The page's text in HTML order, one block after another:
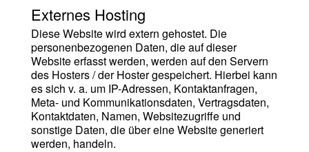
Externes Hosting
Diese Website wird extern gehostet. Die
personenbezogenen Daten, die auf dieser
Website erfasst werden, werden auf den Servern
des Hosters / der Hoster gespeichert. Hierbei kann
es sich v. a. um IP-Adressen, Kontaktanfragen,
Meta- und Kommunikationsdaten, Vertragsdaten,
Kontaktdaten, Namen, Websitezugriffe und
sonstige Daten, die über eine Website generiert
werden, handeln.